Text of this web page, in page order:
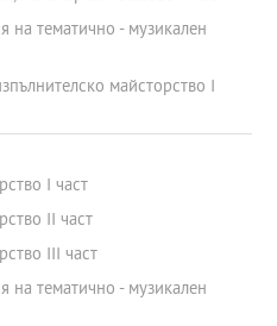
на тематично - музикален
майсторство I
I част
ІІ част
ІІІ част
на тематично - музикален